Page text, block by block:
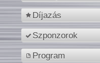
Díjazás
Szponzorok
Program